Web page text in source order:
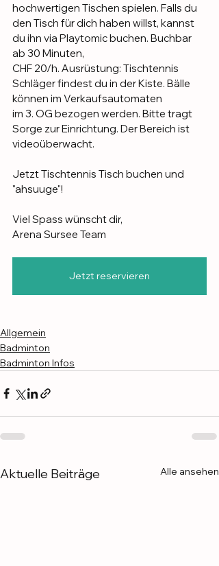
hochwertigen Tischen spielen. Falls du
den Tisch für dich haben willst, kannst
du ihn via Playtomic buchen. Buchbar
ab 30 Minuten,
CHF 20/h. Ausrüstung: Tischtennis
Schläger findest du in der Kiste. Bälle
können im Verkaufsautomaten
im 3. OG bezogen werden. Bitte tragt
Sorge zur Einrichtung. Der Bereich ist
videoüberwacht.
Jetzt Tischtennis Tisch buchen und
"ahsuuge"!
Viel Spass wünscht dir,
Arena Sursee Team
Jetzt reservieren
Allgemein
Badminton
Badminton Infos
Aktuelle Beiträge Alle ansehen